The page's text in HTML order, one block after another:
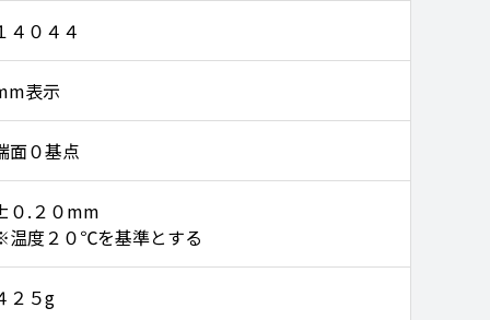
４０４４
表示
面０基点
.２０mm
度２０℃を基準とする
２５g